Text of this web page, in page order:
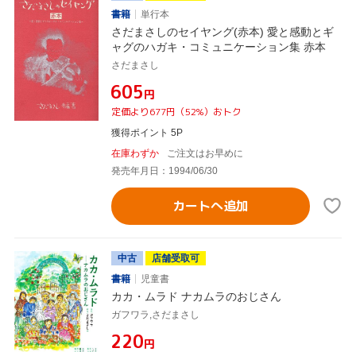
書籍
単行本
さだまさしのセイヤング(赤本) 愛と感動とギ
ャグのハガキ・コミュニケーション集 赤本
さだまさし
¥605円
定価より677円（52%）おトク
獲得ポイント 5P
在庫わずか
ご注文はお早めに
発売年月日：1994/06/30
カートへ追加
中古
店舗受取可
書籍
児童書
カカ・ムラド ナカムラのおじさん
ガフワラ,さだまさし
¥220円